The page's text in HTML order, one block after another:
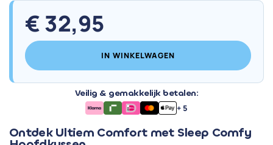
€32,95
IN WINKELWAGEN
Veilig & gemakkelijk betalen:
+ 5
Ontdek Ultiem Comfort met Sleep Comfy